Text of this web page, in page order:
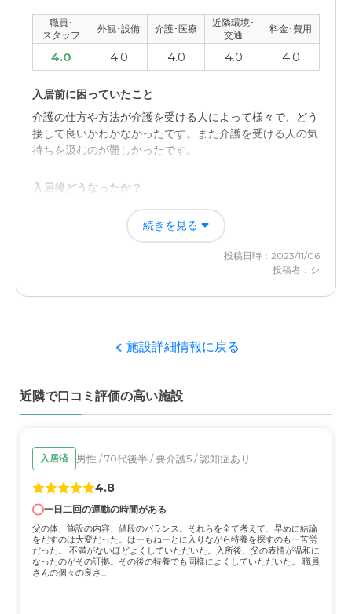
職員･
スタッフ
外観･設備 介護･医療
近隣環境･
交通
料金･費用
4.0 4.0 4.0 4.0 4.0
入居前に困っていたこと
介護の仕方や方法が介護を受ける人によって様々で、どう
接して良いかわかなかったです。また介護を受ける人の気
持ちを汲むのが難しかったです。
入居後どうなったか？
介護施設で色々な人に会い、介護の仕方や方法を教えて貰
いました。丁寧にわかりやすく教えていただきました。ま
た、介護の経験を積むことによって要領がわかってきまし
ハートランド小山弐番館の評価
ができて、入居することで実際に経験を積むことができ
職員・スタッフ・他入居者の雰囲気について
施設の職員やスタッフはとても親切丁寧に対応してもらい
外観・内装・居室・設備について
施設の外観はとてもシンプルでした。内装は綺麗で無駄が
なく、設備面も充実していました。
介護医療サービスについて
介護サービスはとても充実しており、介護施設の職いんや
続きを見る
投稿日時：2023/11/06
投稿者：シ
施設詳細情報に戻る
近隣で口コミ評価の高い施設
入居済 男性 / 70代後半 / 要介護5 / 認知症あり
4.8
一日二回の運動の時間がある
父の体、施設の内容、値段のバランス。それらを全て考えて、早めに結論
をだすのは大変だった。はーもねーとに入りながら特養を探すのも一苦労
だった。 不満がないほどよくしていただいた。入所後、父の表情が温和に
なったのがその証拠。その後の特養でも同様によくしていただいた。 職員
さんの個々の良さ...